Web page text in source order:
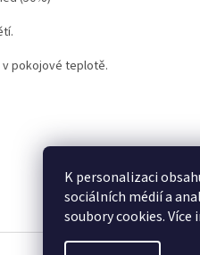
K personalizaci
sociálních médií a
soubory cookies.
v pokojové teplotě.